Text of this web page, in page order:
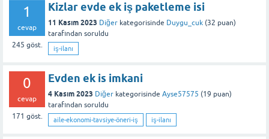
1
cevap
245 göst.
Kizlar evde ek iş paketleme isi
11 Kasım 2023 Diğer kategorisinde Duygu_cuk (32 puan)
tarafından soruldu
iş-ilanı
0
cevap
171 göst.
Evden ek is imkani
4 Kasım 2023 Diğer kategorisinde Ayse57575 (19 puan)
tarafından soruldu
aile-ekonomi-tavsiye-öneri-iş iş-ilanı